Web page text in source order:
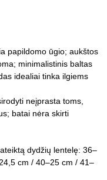
papildomo ūgio; aukštos
minimalistinis baltas
idealiai tinka ilgiems
neįprasta toms,
batai nėra skirti
dydžių lentelę: 36–
cm / 40–25 cm / 41–